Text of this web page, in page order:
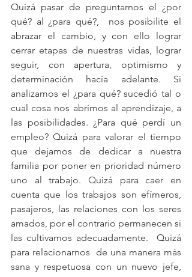
Quizá pasar de preguntarnos el ¿por
qué? al ¿para qué?,  nos posibilite el
abrazar el cambio, y con ello lograr
cerrar etapas de nuestras vidas, lograr
seguir, con apertura, optimismo y
determinación hacia adelante. Si
analizamos el ¿para qué? sucedió tal o
cual cosa nos abrimos al aprendizaje, a
las posibilidades. ¿Para qué perdí un
empleo? Quizá para valorar el tiempo
que dejamos de dedicar a nuestra
familia por poner en prioridad número
uno al trabajo. Quizá para caer en
cuenta que los trabajos son efímeros,
pasajeros, las relaciones con los seres
amados, por el contrario permanecen si
las cultivamos adecuadamente.  Quizá
para relacionarnos  de una manera más
sana y respetuosa con un nuevo jefe,